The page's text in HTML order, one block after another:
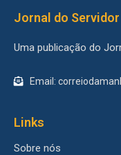
Jornal do Servidor
Uma publicação do
Email:
Links
Sobre nós